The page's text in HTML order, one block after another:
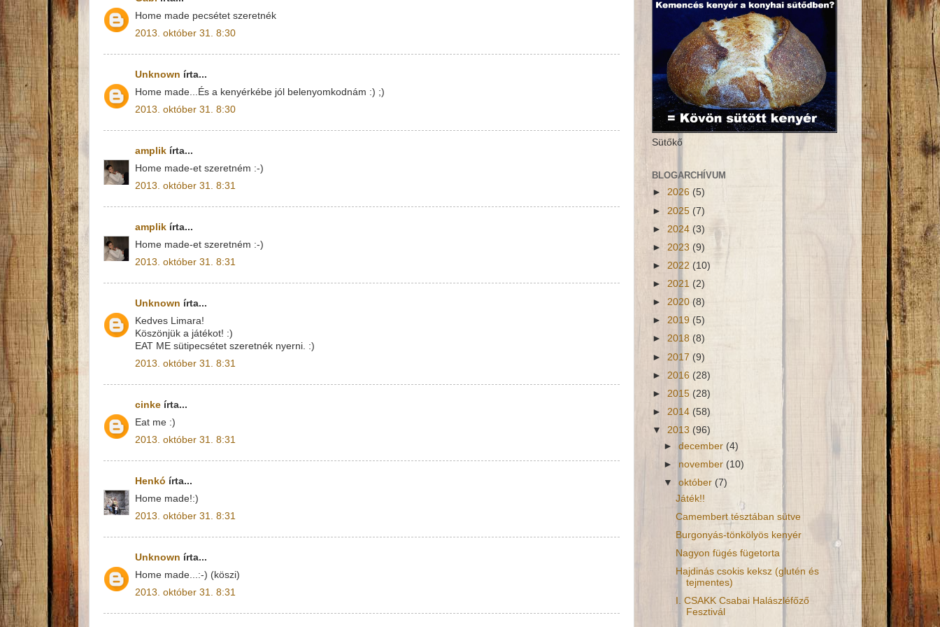
Home made pecsétet szeretnék
2013. október 31. 8:30
Unknown írta...
Home made...És a kenyérkébe jól belenyomkodnám :) ;)
2013. október 31. 8:30
amplik írta...
Home made-et szeretném :-)
2013. október 31. 8:31
amplik írta...
Home made-et szeretném :-)
2013. október 31. 8:31
Unknown írta...
Kedves Limara!
Köszönjük a játékot! :)
EAT ME sütipecsétet szeretnék nyerni. :)
2013. október 31. 8:31
cinke írta...
Eat me :)
2013. október 31. 8:31
Henkó írta...
Home made!:)
2013. október 31. 8:31
Unknown írta...
Home made...:-) (köszi)
2013. október 31. 8:31
Sütőkő
BLOGARCHÍVUM
► 2026 (5)
► 2025 (7)
► 2024 (3)
► 2023 (9)
► 2022 (10)
► 2021 (2)
► 2020 (8)
► 2019 (5)
► 2018 (8)
► 2017 (9)
► 2016 (28)
► 2015 (28)
► 2014 (58)
▼ 2013 (96)
►december (4)
► november (10)
▼október(7)
Játék!!
Camembert tésztában sütve
Burgonyás-tönkölyös kenyér
Nagyon fügés fügetorta
Hajdinás csokis keksz (glutén és
tejmentes)
I. CSAKK Csabai Halászléfőző
Fesztivál